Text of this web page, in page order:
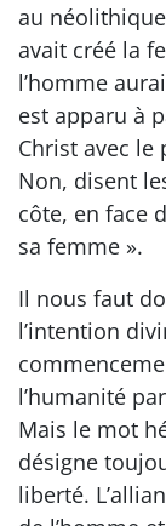
au
avait créé la
l’homme
est apparu à
Christ avec le
Non, disent
côte, en face
sa femme ».
Il nous faut
l’intention
l’humanité
Mais le mot
désigne
liberté.